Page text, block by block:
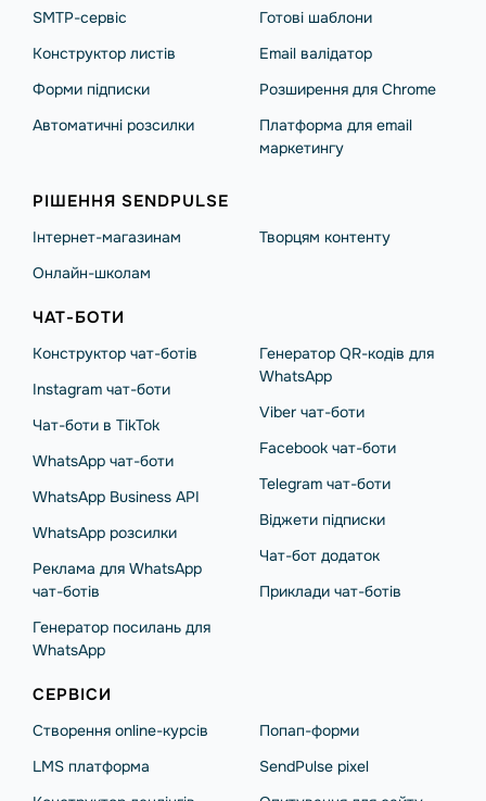
SMTP-сервіс
Конструктор листів
Форми підписки
Автоматичні розсилки
Готові шаблони
Email валідатор
Розширення для Chrome
Платформа для email
маркетингу
РІШЕННЯ SENDPULSE
Інтернет-магазинам
Онлайн-школам
Творцям контенту
ЧАТ-БОТИ
Конструктор чат-ботів
Instagram чат-боти
Чат-боти в TikTok
WhatsApp чат-боти
WhatsApp Business API
WhatsApp розсилки
Реклама для WhatsApp
чат-ботів
Генератор посилань для
WhatsApp
Генератор QR-кодів для
WhatsApp
Viber чат-боти
Facebook чат-боти
Telegram чат-боти
Віджети підписки
Чат-бот додаток
Приклади чат-ботів
СЕРВІСИ
Створення online-курсів
LMS платформа
Попап-форми
SendPulse pixel